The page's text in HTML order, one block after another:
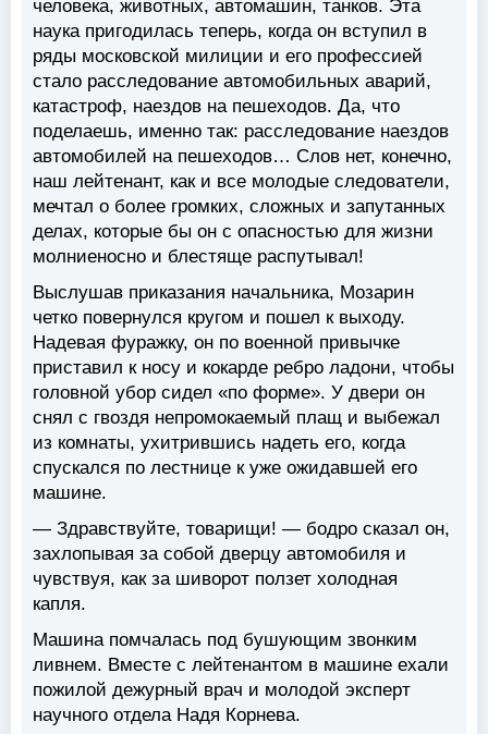
человека, животных, автомашин, танков. Эта
наука пригодилась теперь, когда он вступил в
ряды московской милиции и его профессией
стало расследование автомобильных аварий,
катастроф, наездов на пешеходов. Да, что
поделаешь, именно так: расследование наездов
автомобилей на пешеходов… Слов нет, конечно,
наш лейтенант, как и все молодые следователи,
мечтал о более громких, сложных и запутанных
делах, которые бы он с опасностью для жизни
молниеносно и блестяще распутывал!
Выслушав приказания начальника, Мозарин
четко повернулся кругом и пошел к выходу.
Надевая фуражку, он по военной привычке
приставил к носу и кокарде ребро ладони, чтобы
головной убор сидел «по форме». У двери он
снял с гвоздя непромокаемый плащ и выбежал
из комнаты, ухитрившись надеть его, когда
спускался по лестнице к уже ожидавшей его
машине.
— Здравствуйте, товарищи! — бодро сказал он,
захлопывая за собой дверцу автомобиля и
чувствуя, как за шиворот ползет холодная
капля.
Машина помчалась под бушующим звонким
ливнем. Вместе с лейтенантом в машине ехали
пожилой дежурный врач и молодой эксперт
научного отдела Надя Корнева.